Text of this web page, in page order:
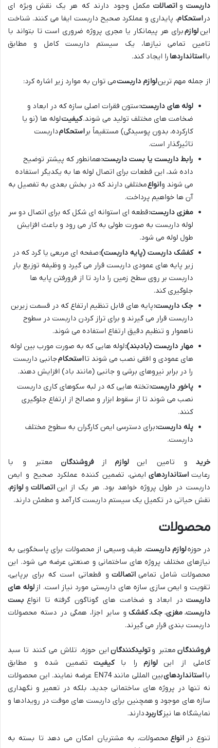
داربست و اتصالات مکمل وجود دارند که هر یک نقش ویژه ای
در استحکام، پایداری و عملکرد صحیح داربست ایفا می کنند. شناخت
اینلوازمبرای هر پیمانکار یا مجری پروژه ضروری است تا بتواند با
تامین تمامی نیازها، یک سیستم داربست کامل و مطابق
بااستانداردها را ایجاد کند.
از جمله مهم ترینلوازم داربستمی توان به موارد زیر اشاره کرد:
لوله های داربست:ستون فقرات اصلی سازه که در ابعاد و
ضخامت های مختلف تولید می شوند.کیفیتلوله ها (نو یا
کارکرده، بدون پوسیدگی) مستقیماً بر استحکامداربست
تاثیرگذار است.
رابط داربست یا بست داربست:همانطور که پیشتر توضیح
داده شد، این قطعات برای اتصال لوله ها به یکدیگر استفاده
می شوند وانواعمختلفی دارند که در بخش بعدی به تفصیل به
آن ها خواهیم پرداخت.
مغزی داربست:قطعه ای استوانه ای شکل که برای اتصال دو سر
لوله داربست به صورت طولی به کار می رود و باعث افزایش
طول لوله می شود.
کفشک داربست (پایه داربست):صفحه ای مربعی یا گرد که در
زیر پایه های عمودی داربست قرار می گیرد و وظیفه توزیع بار
داربست بر روی سطح زمین را دارد تا از فرورفتن پایه ها
جلوگیری کند.
جک داربست:پایه های قابل تنظیم ارتفاع که در قسمت زیرین
داربست قرار می گیرند و برای تراز کردن داربست در سطوح
ناهموار و تنظیم دقیق ارتفاع استفاده می شوند.
مهار داربست (بادبند):لوله هایی که به صورت مورب بین لوله
های عمودی و افقی نصب می شوند تااستحکامجانبی داربست
را در برابر نیروهای برشی و جانبی (مانند باد) افزایش دهند.
پاخور داربست:تخته هایی که در لبه سکوهای کاری داربست
نصب می شوند تا از سقوط ابزار و مصالح از ارتفاع جلوگیری
کنند.
پله داربست:برای دسترسی ایمن کارگران به سطوح مختلف
داربست.
خرید و تامین این لوازم از فروشندگان
معتبر و با
رعایت استانداردهای ایمنی، تضمین کننده عملکرد صحیح و ایمن
داربست در طول پروژه خواهد بود. هر یک از این اتصالات و لوازم،
نقش حیاتی در تکمیل یک سیستم داربست کارآمد و مطمئن دارند.
محصولات
در حوزهلوازم داربست، طیف وسیعی از محصولات برای پاسخگویی به
نیازهای مختلف پروژه های ساختمانی و صنعتی عرضه می شود. این
محصولات شامل تمامی اتصالات و قطعاتی است که برای برپایی،
تقویت و ایمن سازی سازه های داربستی مورد نیاز است. از لوله های
داربست در ابعاد و ضخامت های گوناگون گرفته تا انواع بست
داربست، مغزی، جک،کفشک و سایر اجزا، همگی در دسته محصولات
داربست بندی قرار می گیرند.
فروشندگان معتبر وتولیدکنندگان این حوزه، تلاش می کنند تا سبد
کاملی از این
لوازم را با کیفیت
تضمین شده و مطابق
بااستانداردهای
بین المللی مانند EN74 عرضه نمایند. این محصولات
نه تنها در پروژه های ساختمانی جدید، بلکه در تعمیر و نگهداری
سازه های موجود و همچنین برای داربست های موقت در رویدادها و
نمایشگاه ها نیز کاربرددارند.
تنوع در انواع محصولات، به مشتریان امکان می دهد تا بسته به